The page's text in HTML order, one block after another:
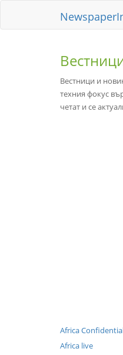
Вестници и
техния фокус
четат и се
Africa
Africa live